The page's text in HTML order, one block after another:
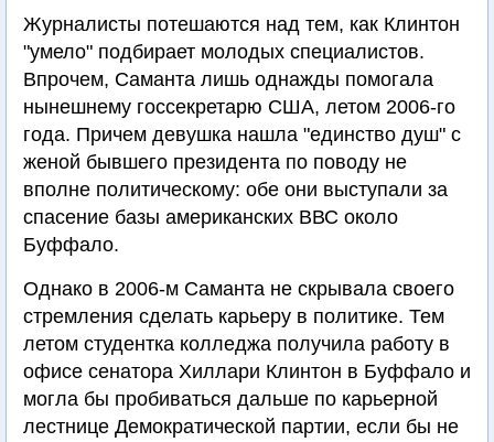
Журналисты потешаются над тем, как Клинтон
"умело" подбирает молодых специалистов.
Впрочем, Саманта лишь однажды помогала
нынешнему госсекретарю США, летом 2006-го
года. Причем девушка нашла "единство душ" с
женой бывшего президента по поводу не
вполне политическому: обе они выступали за
спасение базы американских ВВС около
Буффало.
Однако в 2006-м Саманта не скрывала своего
стремления сделать карьеру в политике. Тем
летом студентка колледжа получила работу в
офисе сенатора Хиллари Клинтон в Буффало и
могла бы пробиваться дальше по карьерной
лестнице Демократической партии, если бы не